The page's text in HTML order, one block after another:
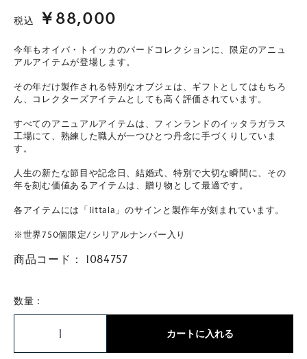
税込 ￥88,000
今年もオイバ・トイッカのバードコレクションに、限定のアニュ
アルアイテムが登場します。
その年だけ製作される特別なオブジェは、ギフトとしてはもちろ
ん、コレクターズアイテムとしても高く評価されています。
すべてのアニュアルアイテムは、フィンランドのイッタラガラス
工場にて、熟練した職人が一つひとつ丹念に手づくりしていま
す。
人生の新たな節目や記念日、結婚式、特別で大切な瞬間に、その
年を刻む価値あるアイテムは、贈り物として最適です。
各アイテムには「Iittala」のサインと製作年が刻まれています。
※世界750個限定/シリアルナンバー入り
商品コード： 1084757
数量：
カートに入れる